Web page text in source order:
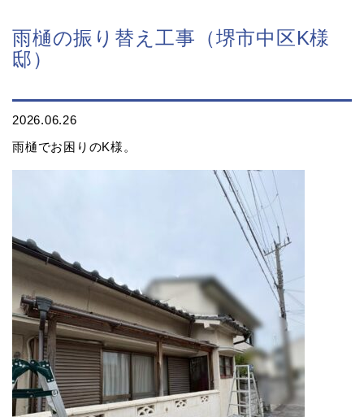
雨樋の振り替え工事（堺市中区K様
邸）
2026.06.26
雨樋でお困りのK様。